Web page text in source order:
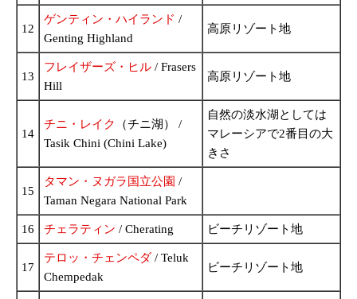
12
ゲンティン・ハイランド /
Genting Highland
高原リゾート地
13
フレイザーズ・ヒル / Frasers
Hill
高原リゾート地
14
チニ・レイク
（チニ湖） /
Tasik Chini (Chini Lake)
自然の淡水湖としては
マレーシアで2番目の大
きさ
15
タマン・ヌガラ国立公園 /
Taman Negara National Park
16 チェラティン / Cherating ビーチリゾート地
17
テロッ・チェンペダ/ Teluk
Chempedak
ビーチリゾート地